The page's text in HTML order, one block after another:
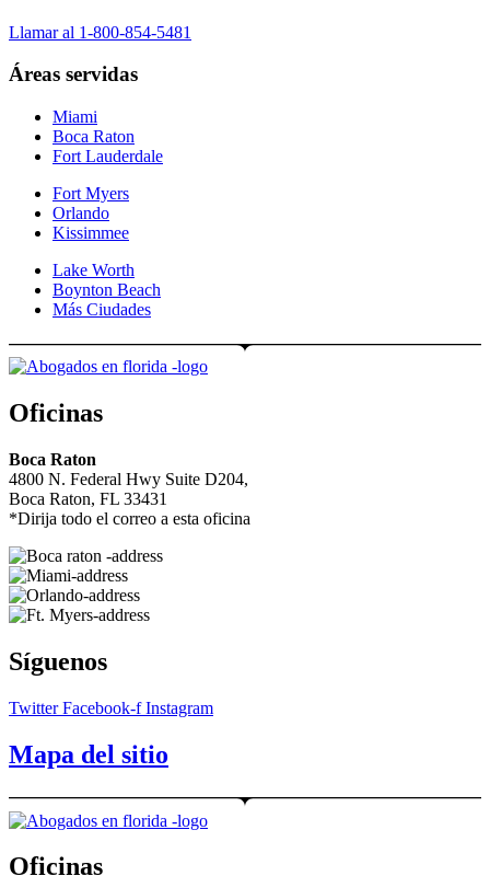
Llamar al 1-800-854-5481
Áreas servidas
Miami
Boca Raton
Fort Lauderdale
Fort Myers
Orlando
Kissimmee
Lake Worth
Boynton Beach
Más Ciudades
Oficinas
Boca Raton
4800 N. Federal Hwy Suite D204,
Boca Raton, FL 33431
*Dirija todo el correo a esta oficina
Síguenos
Twitter Facebook-f Instagram
Mapa del sitio
Oficinas